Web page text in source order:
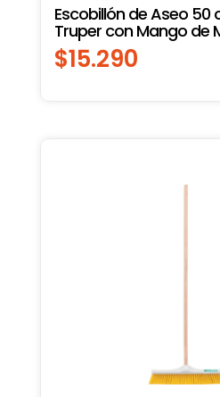
Escobillón de Aseo 50
Truper con Mango de
$15.290